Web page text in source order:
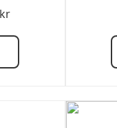
krPrisintervall:
till